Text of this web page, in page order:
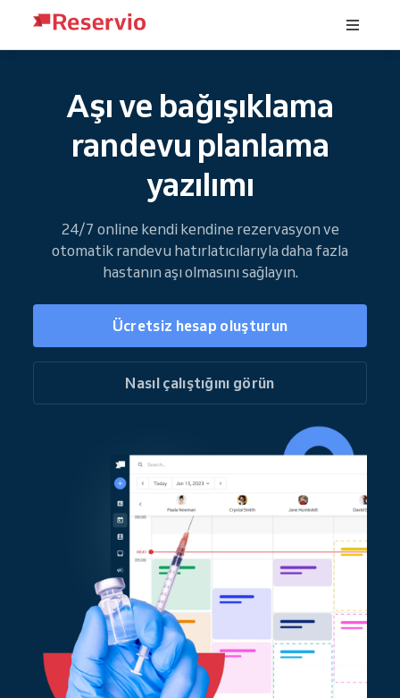
Aşı ve bağışıklama
randevu planlama
yazılımı
24/7 online kendi kendine rezervasyon ve
otomatik randevu hatırlatıcılarıyla daha fazla
hastanın aşı olmasını sağlayın.
Ücretsiz hesap oluşturun
Nasıl çalıştığını görün